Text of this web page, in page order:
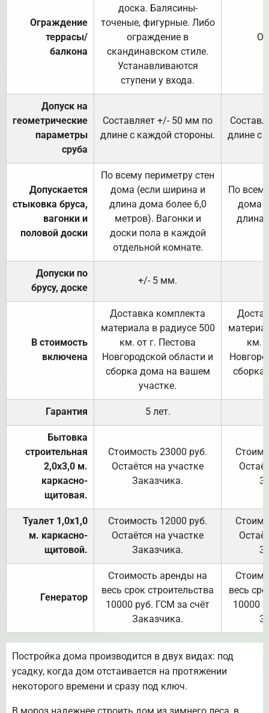
Ограждение
террасы/
балкона
доска. Балясины-
точеные, фигурные. Либо
ограждение в
скандинавском стиле.
Устанавливаются
ступени у входа.
Допуск на
геометрические
параметры
сруба
Составляет +/- 50 мм по
длине с каждой стороны.
длине с
Допускается
стыковка бруса,
вагонки и
половой доски
По всему периметру стен
дома (если ширина и
длина дома более 6,0
метров). Вагонки и
доски пола в каждой
отдельной комнате.
По
дома
длина
Допуски по
брусу, доске
+/- 5 мм.
В стоимость
включена
Доставка комплекта
материала в радиусе 500
км. от г. Пестова
Новгородской области и
сборка дома на вашем
участке.
км.
Гарантия 5 лет.
Бытовка
строительная
2,0х3,0 м.
каркасно-
щитовая.
Стоимость 23000 руб.
Остаётся на участке
Заказчика.
Туалет 1,0х1,0
м. каркасно-
щитовой.
Стоимость 12000 руб.
Остаётся на участке
Заказчика.
Генератор
Стоимость аренды на
весь срок строительства
10000 руб. ГСМ за счёт
Заказчика.
весь
10000
Постройка дома производится в двух видах: под
усадку, когда дом отстаивается на протяжении
некоторого времени и сразу под ключ.
В мороз надежнее строить дом из зимнего леса, в